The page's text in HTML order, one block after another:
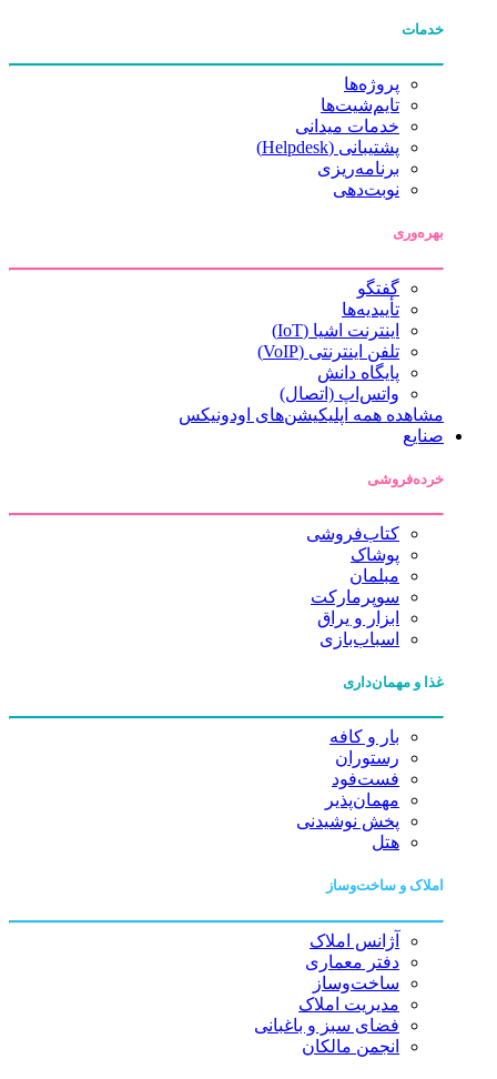
خدمات
پروژه‌ها
تایم‌شیت‌ها
خدمات میدانی
پشتیبانی (Helpdesk)
برنامه‌ریزی
نوبت‌دهی
بهره‌وری
گفتگو
تأییدیه‌ها
اینترنت اشیا (IoT)
تلفن اینترنتی (VoIP)
پایگاه دانش
واتس‌اپ (اتصال)
مشاهده همه اپلیکیشن‌های اودونیکس
صنایع
خرده‌فروشی
کتاب‌فروشی
پوشاک
مبلمان
سوپرمارکت
ابزار و یراق
اسباب‌بازی
غذا و مهمان‌داری
بار و کافه
رستوران
فست‌فود
مهمان‌پذیر
پخش نوشیدنی
هتل
املاک و ساخت‌وساز
آژانس املاک
دفتر معماری
ساخت‌وساز
مدیریت املاک
فضای سبز و باغبانی
انجمن مالکان